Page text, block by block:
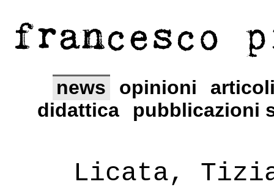
francesco
news opinioni
didattica
pubblicazioni
Licata,